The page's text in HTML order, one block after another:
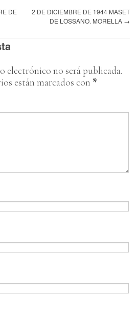
DE
2 DE DICIEMBRE DE 1944 MASET
DE LOSSANO. MORELLA →
electrónico no será publicada.
están marcados con *